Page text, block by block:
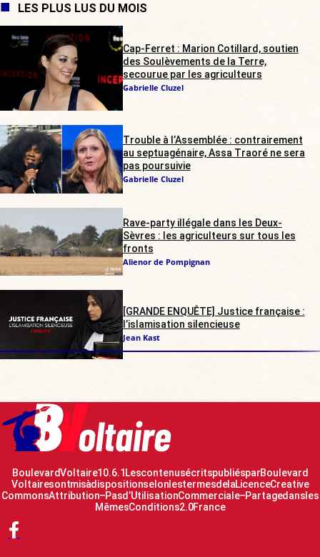
LES PLUS LUS DU MOIS
Cap-Ferret : Marion Cotillard, soutien
des Soulèvements de la Terre,
secourue par les agriculteurs
Gabrielle Cluzel
Trouble à l’Assemblée : contrairement
au septuagénaire, Assa Traoré ne sera
pas poursuivie
Gabrielle Cluzel
Rave-party illégale dans les Deux-
Sèvres : les agriculteurs sur tous les
fronts
Alienor de Pompignan
[GRANDE ENQUÊTE] Justice française :
l’islamisation silencieuse
Jean Kast
Boulevard Voltaire 10.6.1 Les contenus écrits publiés par Boulevard
Voltaire sont mis à disposition selon les termes de la Licence Creative
Commons Attribution – Pas d’Utilisation Commerciale – Partage dans les
Mêmes Conditions 2.0 France